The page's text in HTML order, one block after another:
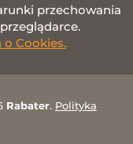
przechowania
Cookies.
Rabater. Polityka